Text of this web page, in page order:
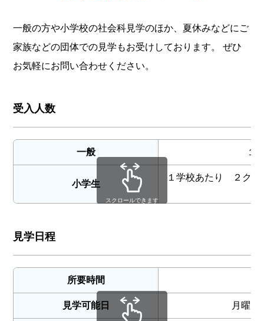
一般の方や小学校の社会科見学のほか、夏休みなどにご
家族などの団体での見学もお受けしております。 ぜひ
お気軽にお問い合わせください。
受入人数
一般 １
小学生
１学校あたり ２クラ
スクロールできます
見学日程
所要時間
見学可能日 月曜日